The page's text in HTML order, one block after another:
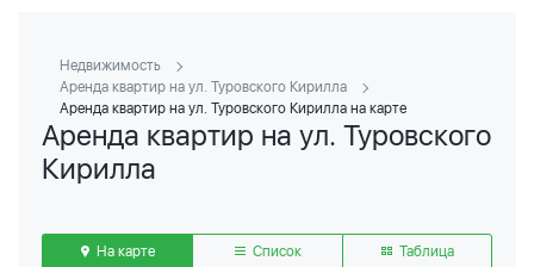
Недвижимость
Аренда квартир на ул. Туровского Кирилла
Аренда квартир на ул. Туровского Кирилла на карте
Аренда квартир на ул. Туровского
Кирилла
На карте Список Таблица